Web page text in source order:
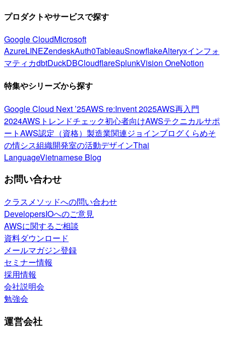
プロダクトやサービスで探す
Google CloudMicrosoft
AzureLINEZendeskAuth0TableauSnowflakeAlteryxインフォ
マティカdbtDuckDBCloudflareSplunkVision OneNotion
特集やシリーズから探す
Google Cloud Next ’25AWS re:Invent 2025AWS再入門
2024AWSトレンドチェック初心者向けAWSテクニカルサポ
ートAWS認定（資格） 製造業関連ジョインブログくらめそ
の情シス組織開発室の活動デザインThai
LanguageVietnamese Blog
お問い合わせ
クラスメソッドへの問い合わせ
DevelopersIOへのご意見
AWSに関するご相談
資料ダウンロード
メールマガジン登録
セミナー情報
採用情報
会社説明会
勉強会
運営会社